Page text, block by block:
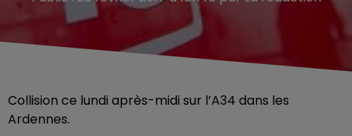
Collision ce lundi après-midi sur l’A34 dans les
Ardennes.